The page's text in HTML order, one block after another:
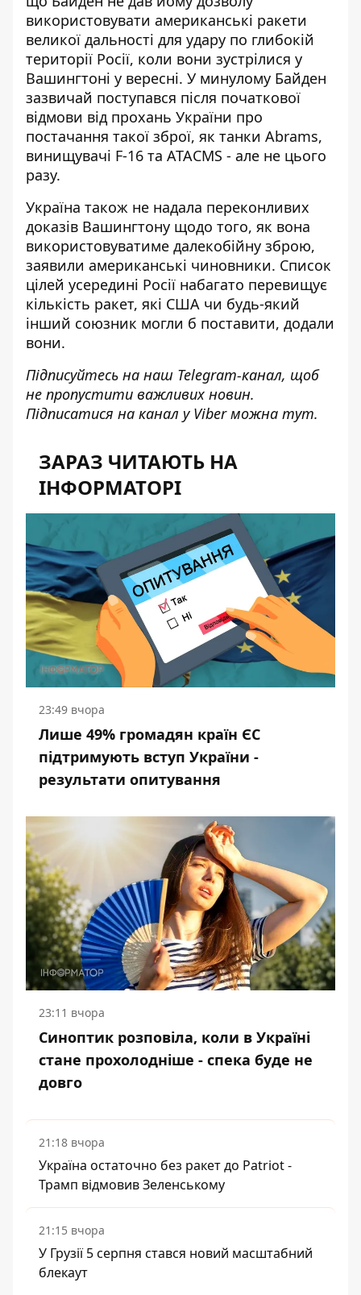
використовувати американські ракети
великої дальності для удару по глибокій
території Росії, коли вони зустрілися у
Вашингтоні у вересні. У минулому Байден
зазвичай поступався після початкової
відмови від прохань України про
постачання такої зброї, як танки Abrams,
винищувачі F-16 та ATACMS - але не цього
разу.
Україна також не надала переконливих
доказів Вашингтону щодо того, як вона
використовуватиме далекобійну зброю,
заявили американські чиновники. Список
цілей усередині Росії набагато перевищує
кількість ракет, які США чи будь-який
інший союзник могли б поставити, додали
вони.
Підписуйтесь на наш Telegram-канал, щоб
не пропустити важливих новин.
Підписатися на канал у Viber можна тут.
ЗАРАЗ ЧИТАЮТЬ НА
ІНФОРМАТОРІ
23:49 вчора
Лише 49% громадян країн ЄС
підтримують вступ України -
результати опитування
23:11 вчора
Синоптик розповіла, коли в Україні
стане прохолодніше - спека буде не
довго
21:18 вчора
Україна остаточно без ракет до Patriot -
Трамп відмовив Зеленському
21:15 вчора
У Грузії 5 серпня стався новий масштабний
блекаут